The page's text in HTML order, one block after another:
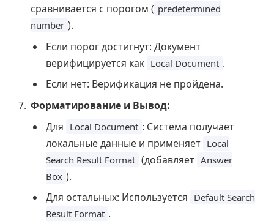
сравнивается с порогом ( predetermined
number ).
Если порог достигнут: Документ
верифицируется как Local Document .
Если нет: Верификация не пройдена.
Форматирование и Вывод:
Для Local Document : Система получает
локальные данные и применяет Local
Search Result Format (добавляет Answer
Box ).
Для остальных: Используется Default Search
Result Format .